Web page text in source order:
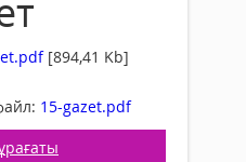
[894,41 Kb]
15-gazet.pdf